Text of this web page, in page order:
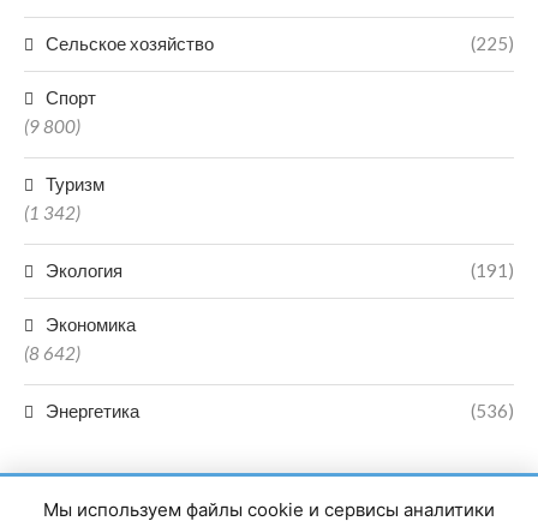
Сельское хозяйство (225)
Спорт
(9 800)
Туризм
(1 342)
Экология (191)
Экономика
(8 642)
Энергетика (536)
Мы используем файлы cookie и сервисы аналитики